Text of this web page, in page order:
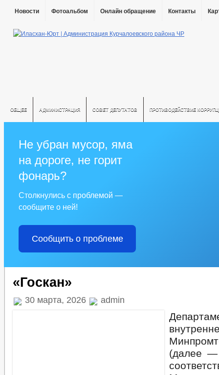
Новости Фотоальбом Онлайн обращение Контакты
ОБЩЕЕ АДМИНИСТРАЦИЯ СОВЕТ ДЕПУТАТОВ ПРОТИВОДЕЙСТВИЕ
Не убран мусор, яма
на дороге, не горит
фонарь?
Столкнулись с проблемой —
сообщите о ней!
Сообщить о проблеме
«Госкан»
30 марта, 2026 admin
(далее —